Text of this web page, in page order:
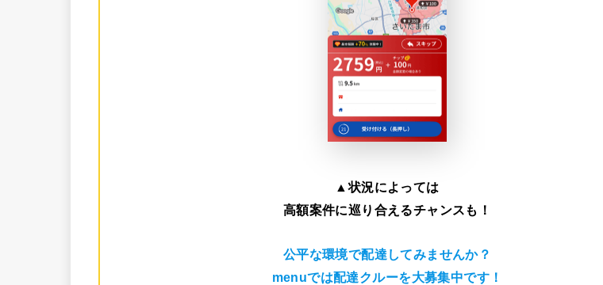
▲状況によっては
高額案件に巡り合えるチャンスも！
公平な環境で配達してみませんか？
menuでは配達クルーを大募集中です！